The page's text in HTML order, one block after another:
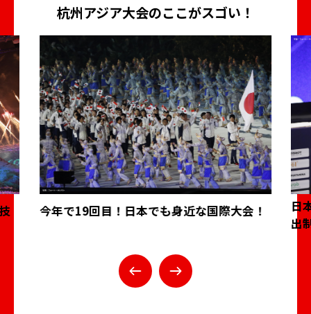
杭州アジア大会のここがスゴい！
今年で19回目！日本でも身近な国際大会！
日
出